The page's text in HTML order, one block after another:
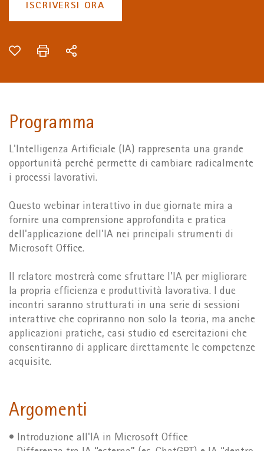
ISCRIVERSI ORA
Programma
L'Intelligenza Artificiale (IA) rappresenta una grande
opportunità perché permette di cambiare radicalmente
i processi lavorativi.
Questo webinar interattivo in due giornate mira a
fornire una comprensione approfondita e pratica
dell'applicazione dell'IA nei principali strumenti di
Microsoft Office.
Il relatore mostrerà come sfruttare l'IA per migliorare
la propria efficienza e produttività lavorativa. I due
incontri saranno strutturati in una serie di sessioni
interattive che copriranno non solo la teoria, ma anche
applicazioni pratiche, casi studio ed esercitazioni che
consentiranno di applicare direttamente le competenze
acquisite.
Argomenti
• Introduzione all'IA in Microsoft Office